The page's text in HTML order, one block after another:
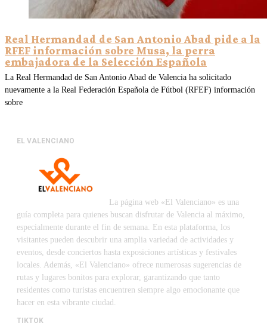
Real Hermandad de San Antonio Abad pide a la
RFEF información sobre Musa, la perra
embajadora de la Selección Española
La Real Hermandad de San Antonio Abad de Valencia ha solicitado
nuevamente a la Real Federación Española de Fútbol (RFEF) información
sobre
EL VALENCIANO
La página web «El Valenciano» es una
guía completa para quienes buscan disfrutar de Valencia al máximo,
especialmente durante el fin de semana. En esta plataforma, los
visitantes pueden descubrir una amplia variedad de actividades y
eventos, desde conciertos hasta exposiciones artísticas y festivales
locales. Además, «El Valenciano» ofrece numerosas sugerencias de
rutas y lugares bonitos para explorar, garantizando que tanto
residentes como turistas encuentren siempre algo emocionante que
hacer en esta vibrante ciudad.
TIKTOK